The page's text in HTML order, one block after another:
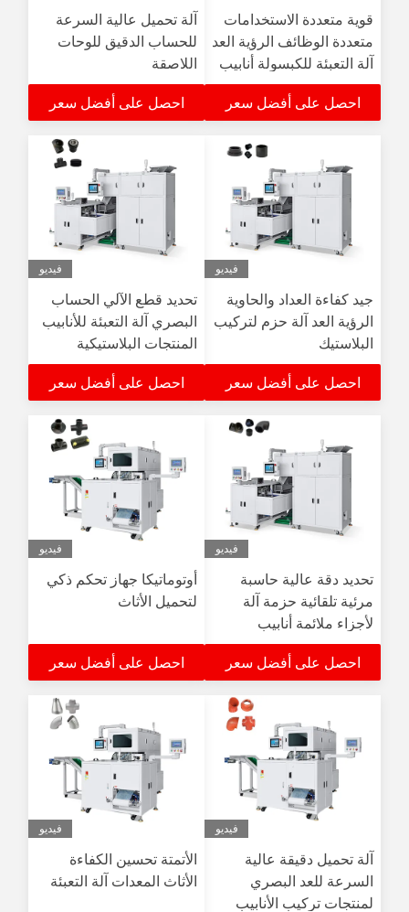
قوية متعددة الاستخدامات
متعددة الوظائف الرؤية العد
آلة التعبئة للكبسولة أنابيب
ملائمة التعبئة
احصل على أفضل سعر
آلة تحميل عالية السرعة
للحساب الدقيق للوحات
اللاصقة
احصل على أفضل سعر
فيديو
جيد كفاءة العداد والحاوية
الرؤية العد آلة حزم لتركيب
البلاستيك
احصل على أفضل سعر
فيديو
تحديد قطع الآلي الحساب
البصري آلة التعبئة للأنابيب
المنتجات البلاستيكية
احصل على أفضل سعر
فيديو
تحديد دقة عالية حاسبة
مرئية تلقائية حزمة آلة
لأجزاء ملائمة أنابيب
البلاستيك
احصل على أفضل سعر
فيديو
أوتوماتيكا جهاز تحكم ذكي
لتحميل الأثاث
احصل على أفضل سعر
فيديو
آلة تحميل دقيقة عالية
السرعة للعد البصري
لمنتجات تركيب الأنابيب
فيديو
الأتمتة تحسين الكفاءة
الأثاث المعدات آلة التعبئة